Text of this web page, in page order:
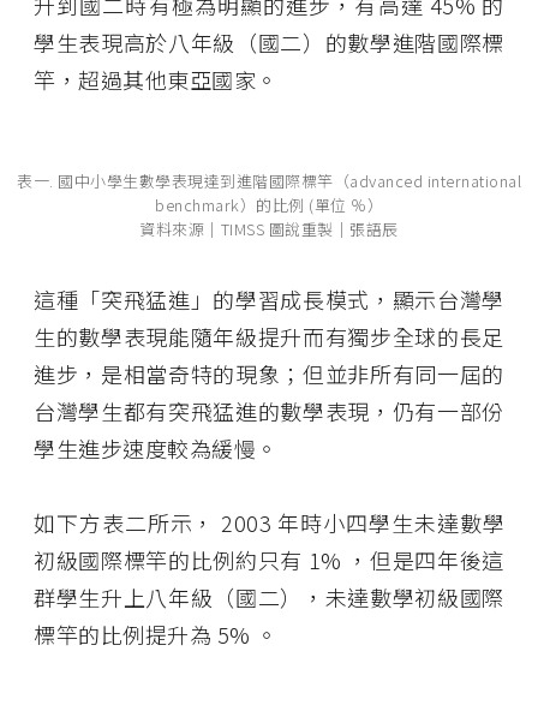
學生表現高於八年級（國二）的數學進階國際標
竿，超過其他東亞國家。
表一. 國中小學生數學表現達到進階國際標竿（advanced international
benchmark）的比例 (單位 ％）
資料來源│TIMSS 圖說重製│張語辰
這種「突飛猛進」的學習成長模式，顯示台灣學
生的數學表現能隨年級提升而有獨步全球的長足
進步，是相當奇特的現象；但並非所有同一屆的
台灣學生都有突飛猛進的數學表現，仍有一部份
學生進步速度較為緩慢。
如下方表二所示， 2003 年時小四學生未達數學
初級國際標竿的比例約只有 1% ，但是四年後這
群學生升上八年級（國二），未達數學初級國際
標竿的比例提升為 5% 。